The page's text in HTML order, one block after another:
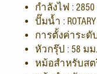
กำลังไฟ :
ปั๊มน้ำ : ROTARY
การตั้งค่าระดั
หัวกรุ๊ป : 58 มม.
หม้อสำหรับสต